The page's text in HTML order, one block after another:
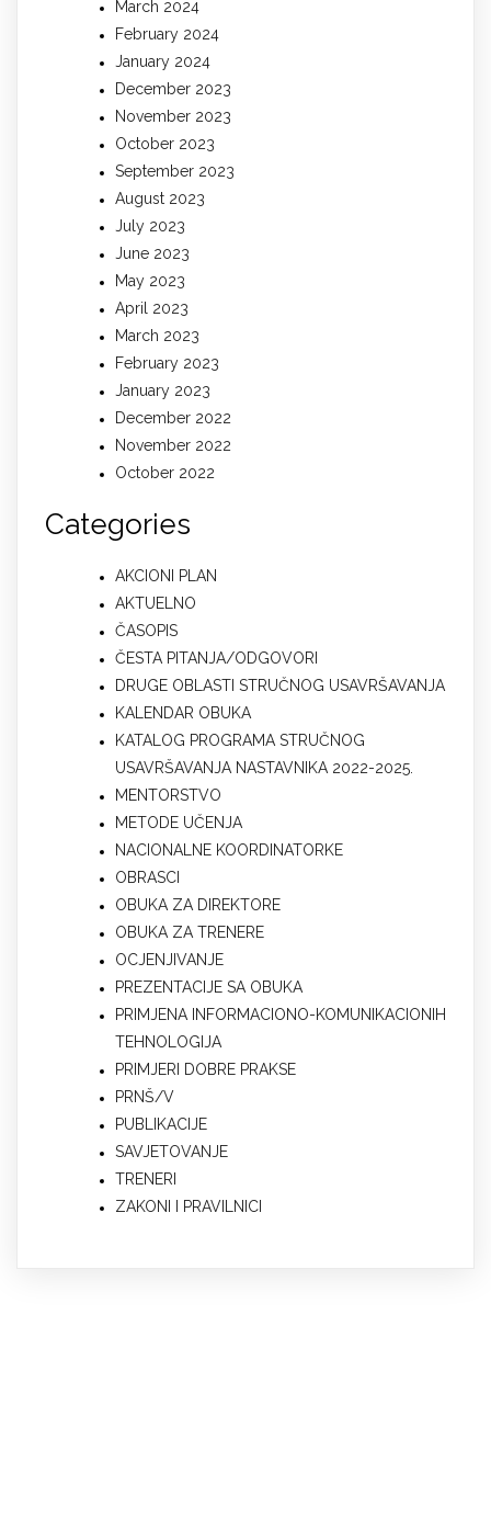
March 2024
February 2024
January 2024
December 2023
November 2023
October 2023
September 2023
August 2023
July 2023
June 2023
May 2023
April 2023
March 2023
February 2023
January 2023
December 2022
November 2022
October 2022
Categories
AKCIONI PLAN
AKTUELNO
ČASOPIS
ČESTA PITANJA/ODGOVORI
DRUGE OBLASTI STRUČNOG USAVRŠAVANJA
KALENDAR OBUKA
KATALOG PROGRAMA STRUČNOG
USAVRŠAVANJA NASTAVNIKA 2022-2025.
MENTORSTVO
METODE UČENJA
NACIONALNE KOORDINATORKE
OBRASCI
OBUKA ZA DIREKTORE
OBUKA ZA TRENERE
OCJENJIVANJE
PREZENTACIJE SA OBUKA
PRIMJENA INFORMACIONO-KOMUNIKACIONIH
TEHNOLOGIJA
PRIMJERI DOBRE PRAKSE
PRNŠ/V
PUBLIKACIJE
SAVJETOVANJE
TRENERI
ZAKONI I PRAVILNICI